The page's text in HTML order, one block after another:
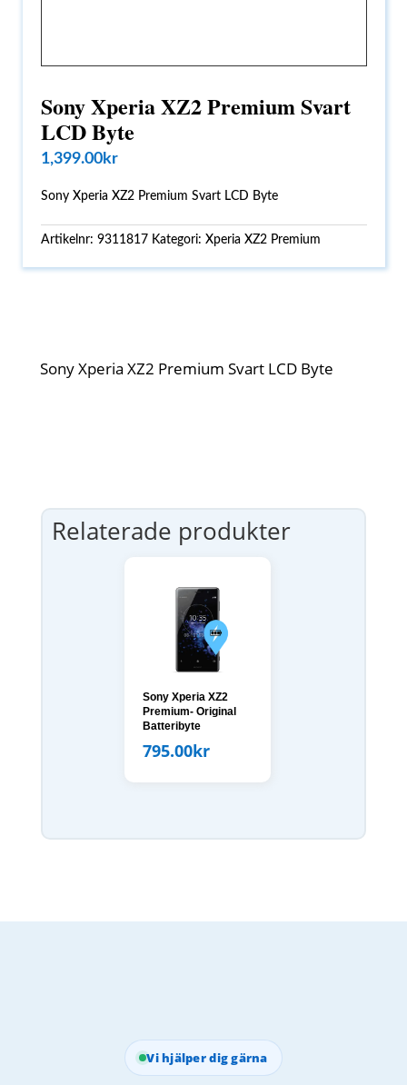
Sony Xperia XZ2 Premium Svart
LCD Byte
1,399.00kr
Sony Xperia XZ2 Premium Svart LCD Byte
Artikelnr:9311817 Kategori:Xperia XZ2 Premium
Sony Xperia XZ2 Premium Svart LCD Byte
Relaterade produkter
Sony Xperia XZ2
Premium- Original
Batteribyte
795.00kr
Vi hjälper dig gärna